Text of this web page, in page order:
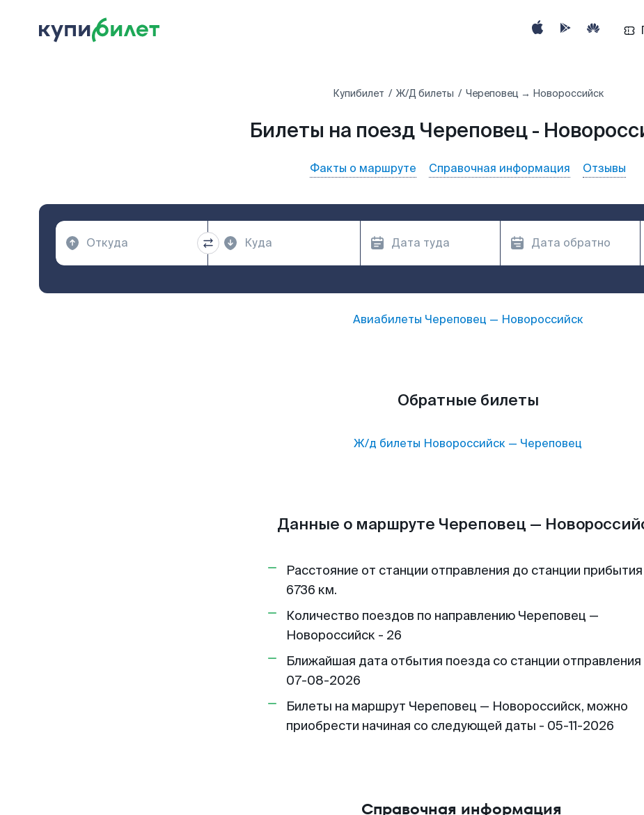
Купибилет Ж/Д билеты Череповец → Новороссийск
Билеты на поезд Череповец -
Факты о маршруте Справочная информация Отзывы
Авиабилеты Череповец — Новороссийск
Обратные билеты
Ж/д билеты Новороссийск — Череповец
Данные о маршруте Череповец —
Расстояние от станции отправления до станции
6736 км.
Количество поездов по направлению Череповец —
Новороссийск - 26
Ближайшая дата отбытия поезда со станции отправления
07-08-2026
Билеты на маршрут Череповец — Новороссийск, можно
приобрести начиная со следующей даты - 05-11-2026
Справочная информация